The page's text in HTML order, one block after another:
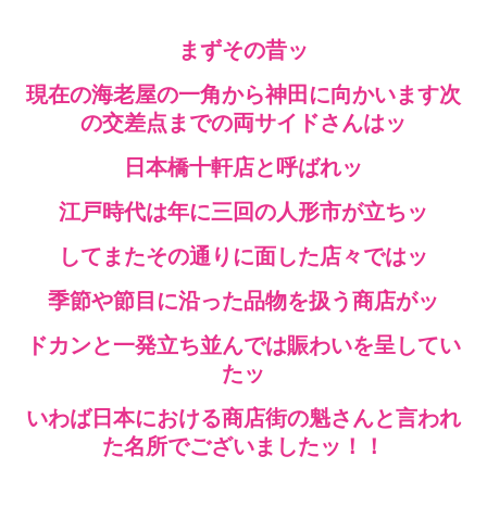
まずその昔ッ
現在の海老屋の一角から神田に向かいます次
の交差点までの両サイドさんはッ
日本橋十軒店と呼ばれッ
江戸時代は年に三回の人形市が立ちッ
してまたその通りに面した店々ではッ
季節や節目に沿った品物を扱う商店がッ
ドカンと一発立ち並んでは賑わいを呈してい
たッ
いわば日本における商店街の魁さんと言われ
た名所でございましたッ！！